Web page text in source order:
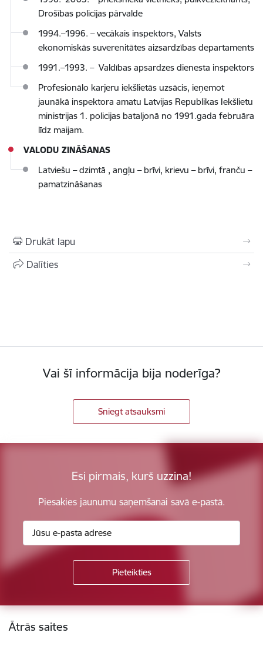
Drošības policijas pārvalde
1994.–1996. – vecākais inspektors, Valsts
ekonomiskās suverenitātes aizsardzības departaments
1991.–1993. – Valdības apsardzes dienesta inspektors
Profesionālo karjeru iekšlietās uzsācis, ieņemot
jaunākā inspektora amatu Latvijas Republikas Iekšlietu
ministrijas 1. policijas bataljonā no 1991.gada februāra
līdz maijam.
VALODU ZINĀŠANAS
Latviešu – dzimtā , angļu – brīvi, krievu – brīvi, franču –
pamatzināšanas
Drukāt lapu
Dalīties
Vai šī informācija bija noderīga?
Sniegt atsauksmi
Esi pirmais, kurš uzzina!
Piesakies jaunumu saņemšanai savā e-pastā.
Kājene
Ātrās saites